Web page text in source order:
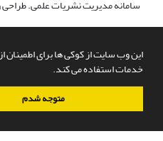
این وب سایت از کوکی ها برای اطمینان
خدمات استفاده می کند.
متوجه شدم
سامانه مدیریت نشریات علمی.طراحی